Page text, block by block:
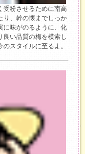
受粉させるために南高
り、幹の懐までしっか
に味がのるように、化
良い品質の梅を模索し
スタイルに至るよ。